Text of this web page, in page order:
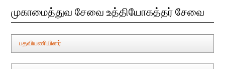
முகாமைத்துவ சேவை உத்தியோகத்தர் சேவை
பதவியணியினர்
35500